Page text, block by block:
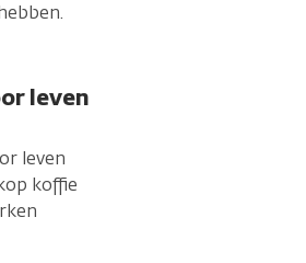
leven
leven
koffie